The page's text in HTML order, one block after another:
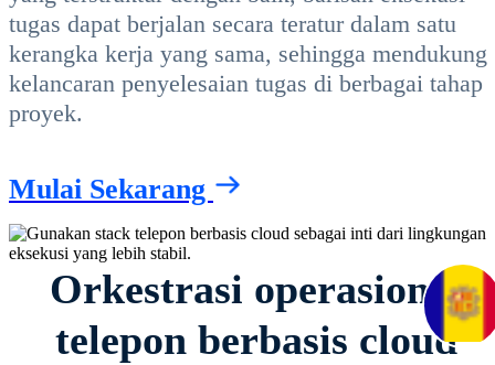
tugas dapat berjalan secara teratur dalam satu
kerangka kerja yang sama, sehingga mendukung
kelancaran penyelesaian tugas di berbagai tahap
proyek.
Mulai Sekarang
Orkestrasi operasional
telepon berbasis cloud